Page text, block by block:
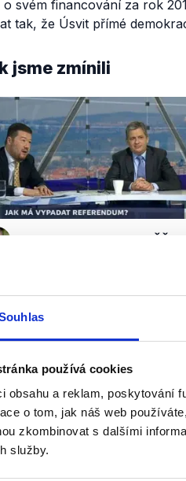
používá cookies
obsahu a reklam, poskytování
o tom, jak náš web
zkombinovat s dalšími
služby.
svém financování za rok
tak, že Úsvit přímé
jsme zmínili
newsletteru
kde pravidelně
a analýz. Začněte nás
jaké dezinformace a